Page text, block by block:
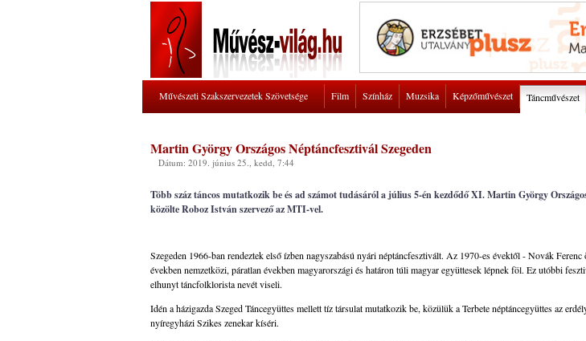
Művészeti Szakszervezetek Szövetsége Film Színház Muzsika Képzőművészet Táncművészet
Martin György Országos Néptáncfesztivál Szegeden
Dátum: 2019. június 25., kedd, 7:44
Több száz táncos mutatkozik be és ad számot tudásáról a július 5-én kezdődő XI. Martin György
közölte Roboz István szervező az MTI-vel.
Szegeden 1966-ban rendeztek első ízben nagyszabású nyári néptáncfesztivált. Az 1970-es évektől - Novák Ferenc
években nemzetközi, páratlan években magyarországi és határon túli magyar együttesek lépnek föl. Ez utóbbi
elhunyt táncfolklorista nevét viseli.
Idén a házigazda Szeged Táncegyüttes mellett tíz társulat mutatkozik be, közülük a Terbete néptáncegyüttes az
nyíregyházi Szikes zenekar kíséri.